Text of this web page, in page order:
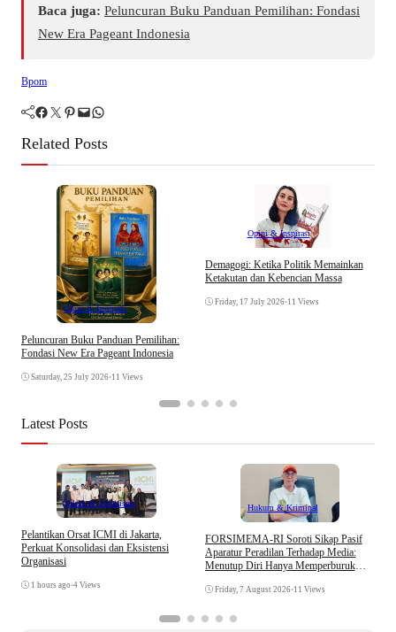
Baca juga: Peluncuran Buku Panduan Pemilihan: Fondasi
New Era Pageant Indonesia
Bpom
Facebook Twitter Pinterest Mail WhatsApp
Related Posts
Opini & Inspirasi
Peluncuran Buku Panduan Pemilihan:
Fondasi New Era Pageant Indonesia
Saturday, 25 July 2026•11 Views
Opini & Inspirasi
Demagogi: Ketika Politik Memainkan
Ketakutan dan Kebencian Massa
Friday, 17 July 2026•11 Views
Latest Posts
Tokoh & Organisasi
Pelantikan Orsat ICMI di Jakarta,
Perkuat Konsolidasi dan Eksistensi
Organisasi
1 hours ago •4 Views
Hukum & Kriminal
​FORSIMEMA-RI Soroti Sikap Pasif
Aparatur Peradilan Terhadap Media:
Menutup Diri Hanya Memperburuk
Friday, 7 August 2026•11 Views